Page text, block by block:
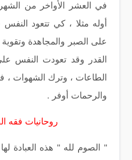
في العشر الأواخر من
أوله مثلا ، كي تتعود
على الصبر والمجاهدة وتقوية
القدر وقد تعودت النفس
الطاعات ، وترك الشهوات ،
والرحمات أوفر .
روحانيات فقه
" الصوم لله " هذه العبادة